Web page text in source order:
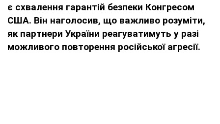
є схвалення гарантій безпеки Конгресом
США. Він наголосив, що важливо розуміти,
як партнери України реагуватимуть у разі
можливого повторення російської агресії.